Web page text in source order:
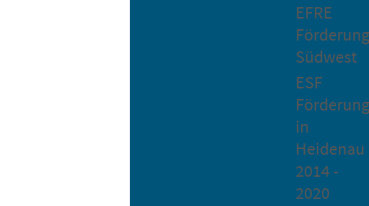
EFRE
Förderung
Südwest
ESF
Förderung
in
Heidenau
2014 -
2020